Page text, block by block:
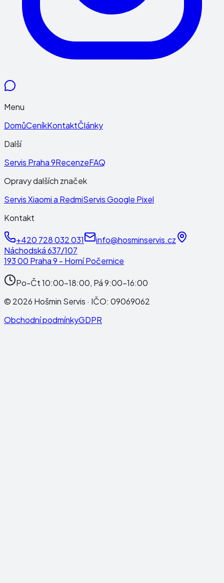
Menu
DomůCeníkKontaktČlánky
Další
Servis Praha 9RecenzeFAQ
Opravy dalších značek
Servis Xiaomi a RedmiServis Google Pixel
Kontakt
+420 728 032 031
info@hosminservis.cz
Náchodská 637/107
193 00 Praha 9 - Horní Počernice
Po-Čt 10:00-18:00, Pá 9:00-16:00
© 2026 Hošmin Servis · IČO: 09069062
Obchodní podmínkyGDPR